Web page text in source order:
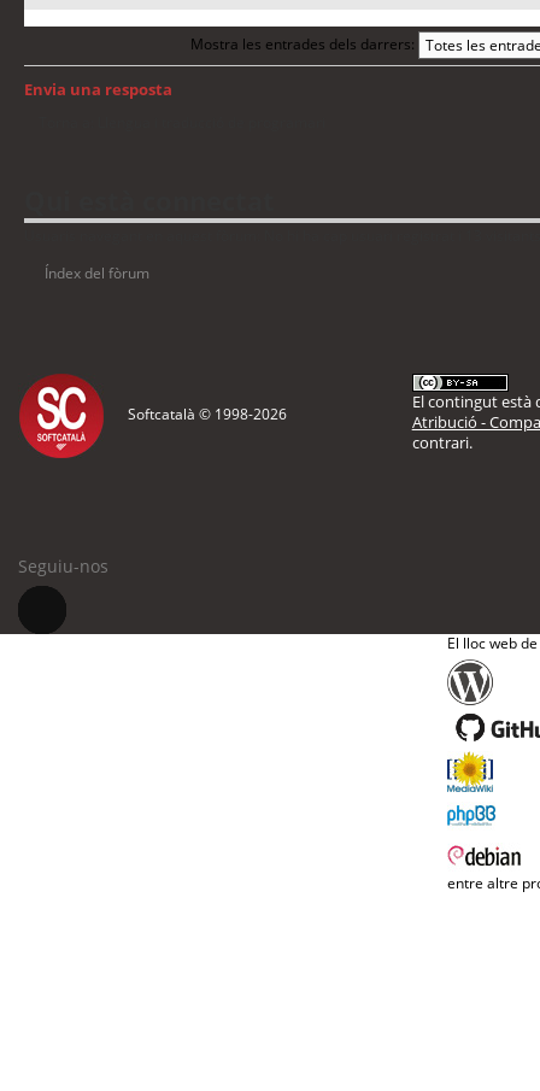
Mostra les entrades dels darrers:
Envia una resposta
Índex del fòrum
Softcatalà © 1998-2026
El contingut està
Atribució -
contrari.
Seguiu-nos
El lloc web
entre altre